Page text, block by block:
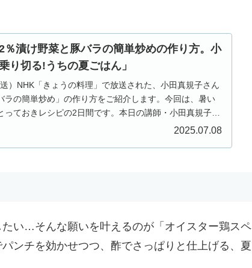
％漬け野菜と豚バラの簡単炒めの作り方。小
り切る!うちの夏ごはん」
）NHK「きょうの料理」で放送された、小田真規子さん
ラの簡単炒め」の作り方をご紹介します。今回は、暑い
っておきレシピの2日間です。本日の講師・小田真規子さ
2025.07.08
い…そんな願いを叶えるのが「オイスター鶏スペ
ンチを効かせつつ、酢でさっぱりと仕上げる、夏